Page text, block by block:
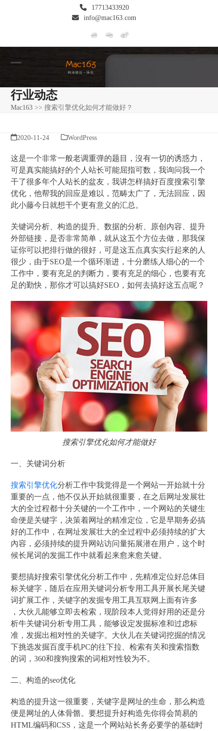
17713433920
info@mac163.com
mobile
menu
mobile
menu
行业动态
Mac163 >>搜索引擎优化如何才能做好？
2020-11-24 WordPress
这是一个非常一般老调重弹的题目，沒有一切的诱惑力，
可是真实能搞好的个人站长可能屈指可数，我询问我一个
干了很多年个人站长的盆友，我讲怎样搞好百度搜索引擎
优化，他帮我的回应是难以，范畴太广了，无法回应，因
此小藤今日就想干个更有意义的汇总。
关键词分析、构造的提升、数据的分析、原创內容、提升
外部链接，是否非常简单，就从这五个方位去做，那我保
证你可以把排行做的很好，可是这五点真实实行起來的人
很少，由于SEO是一个循环渐进，十分磨练人细心的一个
工作中，要有充足的判断力，要有充足的细心，也要有充
足的勤快，那你才可以搞好SEO，如何去搞好这五点呢？
搜索引擎优化如何才能做好
一、关键词分析
搜索引擎优化分析工作中我觉得是一个网站一开始就十分
重要的一点，他不仅从开始就很重要，在之后网址发展壮
大的全过程都十分关键的一个工作中，一个网站的关键生
命便是关键字，决策着网址的精准定位，它是早期务必搞
好的工作中，在网址发展壮大的全过程中必须持续的扩大
內容，必须持续的提升网站访问量拓展潜在用户，这个时
候长尾词的发掘工作中就看起来愈来愈关键。
要想搞好搜索引擎优化分析工作中，先精准定位好总体目
标关键字，随后在应用关键词分析专用工具开展长尾关键
词扩展工作，关键字的发掘专用工具互联网上面有许多
，大伙儿能够立即去检索，现阶段本人觉得好用的还是分
析牛关键词分析专用工具，能够设定发掘标准和过虑标
准，发掘出相对性的关键字。大伙儿在关键词挖掘的情况
下挑选发掘百度手机PC的往下拉、检索有关和搜索指数
的词，360和搜狗搜索的词相对性较为不。
二、构造的seo优化
构造的提升这一很重要，关键字是网址的生命，那么构造
便是网址的人体骨骼。要想提升好构造先你得会简易的
HTML编码和CSS，这是一个网站站长务必要学的基础时